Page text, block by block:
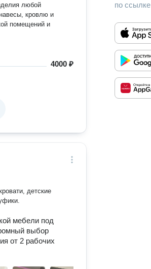
любой
кровлю и
помещений и
4000 ₽
детские
мебели под
выбор
от 2 рабочих
по ссылке